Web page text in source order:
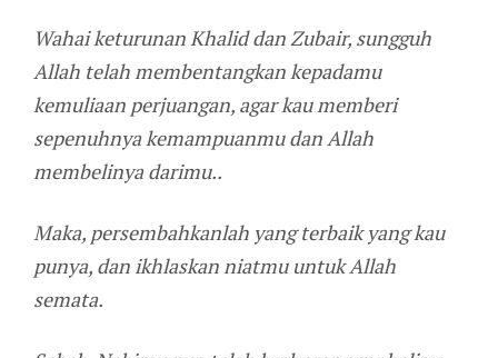
Wahai keturunan Khalid dan Zubair, sungguh
Allah telah membentangkan kepadamu
kemuliaan perjuangan, agar kau memberi
sepenuhnya kemampuanmu dan Allah
membelinya darimu..
Maka, persembahkanlah yang terbaik yang kau
punya, dan ikhlaskan niatmu untuk Allah
semata.